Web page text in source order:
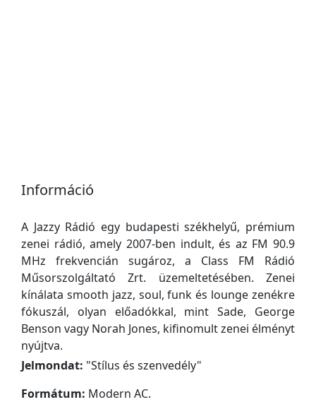
Információ
A Jazzy Rádió egy budapesti székhelyű, prémium
zenei rádió, amely 2007-ben indult, és az FM 90.9
MHz frekvencián sugároz, a Class FM Rádió
Műsorszolgáltató Zrt. üzemeltetésében. Zenei
kínálata smooth jazz, soul, funk és lounge zenékre
fókuszál, olyan előadókkal, mint Sade, George
Benson vagy Norah Jones, kifinomult zenei élményt
nyújtva.
Jelmondat: "Stílus és szenvedély"
Formátum: Modern AC.